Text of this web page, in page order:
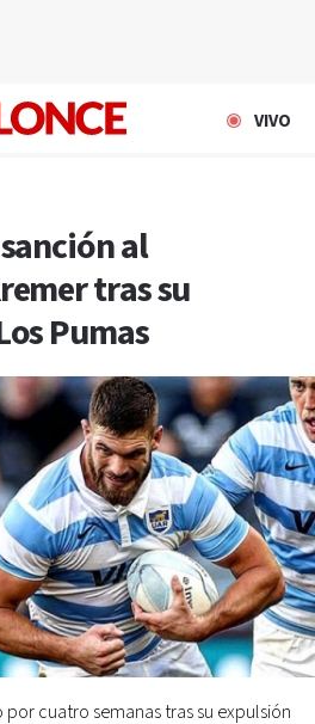
VIVO
al
tras su
Pumas
cuatro semanas tras su expulsión